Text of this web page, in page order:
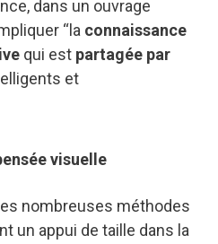
dans un ouvrage
“la connaissance
qui est partagée par
et
visuelle
nombreuses méthodes
un appui de taille dans la